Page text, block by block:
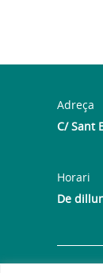
Adreça
C/ Sant
Horari
De